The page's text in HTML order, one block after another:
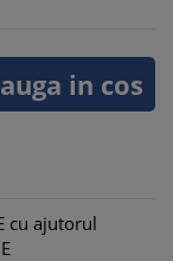
in cos
cu ajutorul